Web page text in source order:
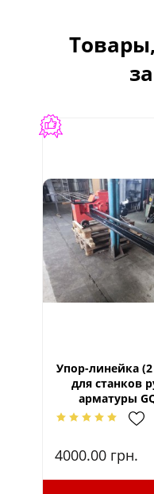
Упор-линейка
для станков
арматуры
4000.00 грн.